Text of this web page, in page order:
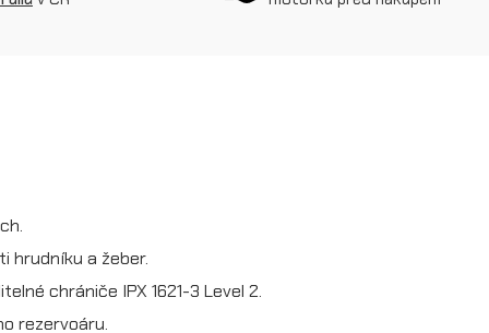
v
hrudníku a žeber.
chrániče IPX 1621-3 Level 2.
rezervoáru.